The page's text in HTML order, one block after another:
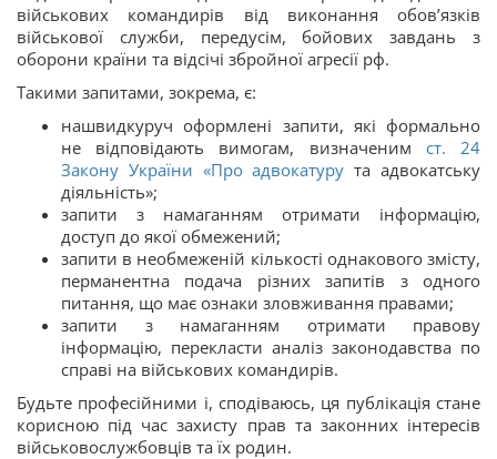
військових командирів від виконання обов’язків
військової служби, передусім, бойових завдань з
оборони країни та відсічі збройної агресії рф.
Такими запитами, зокрема, є:
нашвидкуруч оформлені запити, які формально
не відповідають вимогам, визначеним ст. 24
Закону України «Про адвокатуру та адвокатську
діяльність»;
запити з намаганням отримати інформацію,
доступ до якої обмежений;
запити в необмеженій кількості однакового змісту,
перманентна подача різних запитів з одного
питання, що має ознаки зловживання правами;
запити з намаганням отримати правову
інформацію, перекласти аналіз законодавства по
справі на військових командирів.
Будьте професійними і, сподіваюсь, ця публікація стане
корисною під час захисту прав та законних інтересів
військовослужбовців та їх родин.